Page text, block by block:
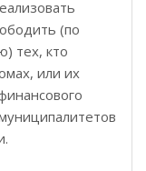
(по
тех, кто
или их